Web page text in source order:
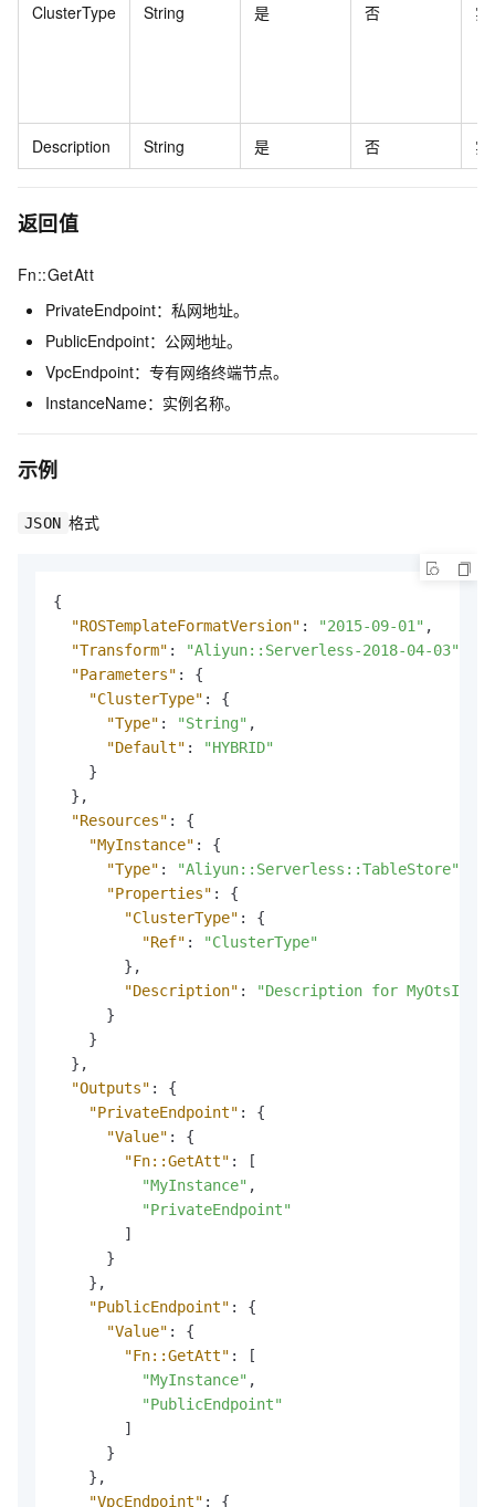
ClusterType String 是 否
Description String 是 否
返回值
Fn::GetAtt
PrivateEndpoint：私网地址。
PublicEndpoint：公网地址。
VpcEndpoint：专有网络终端节点。
InstanceName：实例名称。
示例
JSON 格式
{
"ROSTemplateFormatVersion" : "2015-09-01" ,
"Transform" : "Aliyun::Serverless-2018-04-03"
"Parameters" :
{
"ClusterType" :
{
"Type" : "String" ,
"Default" :
"HYBRID"
}
} ,
"Resources" :
{
"MyInstance" :
{
"Type" : "Aliyun::Serverless::TableStore"
"Properties" :
{
"ClusterType" :
{
"Ref" :
"ClusterType"
} ,
"Description" :
"Description for
}
}
} ,
"Outputs" :
{
"PrivateEndpoint" :
{
"Value" :
{
"Fn::GetAtt" :
[
"MyInstance" ,
"PrivateEndpoint"
]
}
} ,
"PublicEndpoint" :
{
"Value" :
{
"Fn::GetAtt" :
[
"MyInstance" ,
"PublicEndpoint"
]
}
} ,
"VpcEndpoint" : {